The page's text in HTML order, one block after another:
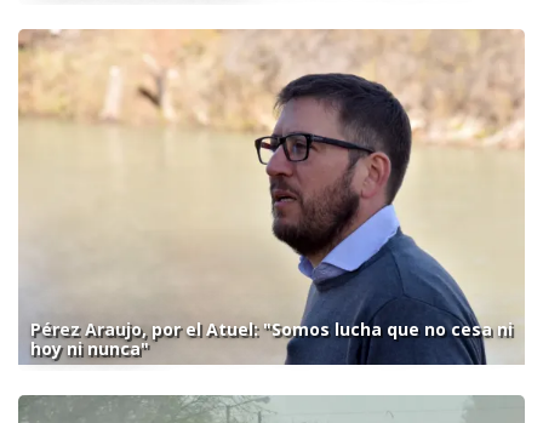
Pérez Araujo, por el Atuel: "Somos lucha que no cesa ni
hoy ni nunca"